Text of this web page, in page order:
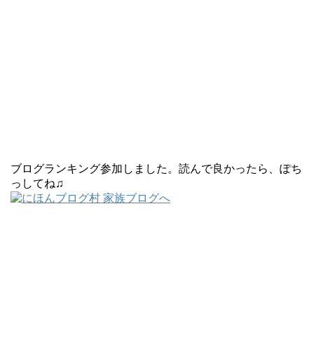
ブログランキング参加しました。読んで良かったら、ぽち
っしてね♫